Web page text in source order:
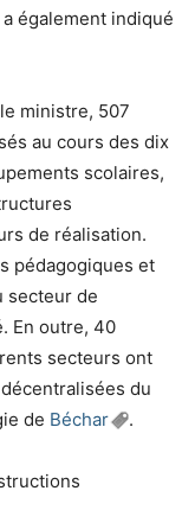
également indiqué
ministre, 507
au cours des dix
scolaires,
de réalisation.
pédagogiques et
secteur de
En outre, 40
secteurs ont
du
de Béchar .